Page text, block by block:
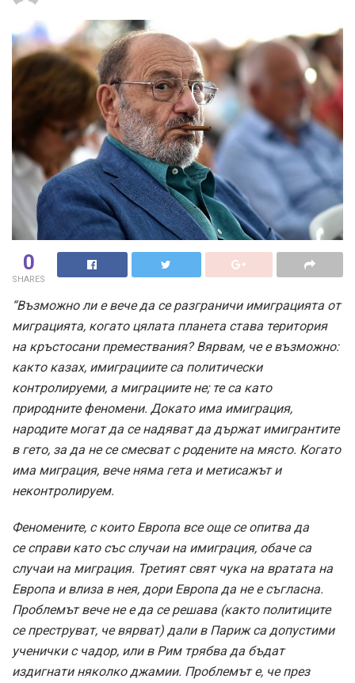
0
SHARES
“Възможно ли е вече да се разграничи имиграцията от
миграцията, когато цялата планета става територия
на кръстосани премествания? Вярвам, че е възможно:
както казах, имиграциите са политически
контролируеми, а миграциите не; те са като
природните феномени. Докато има имиграция,
народите могат да се надяват да държат имигрантите
в гето, за да не се смесват с родените на място. Когато
има миграция, вече няма гета и метисажът и
неконтролируем.
Феномените, с които Европа все още се опитва да
се справи като със случаи на имиграция, обаче са
случаи на миграция. Третият свят чука на вратата на
Европа и влиза в нея, дори Европа да не е съгласна.
Проблемът вече не е да се решава (както политиците
се преструват, че вярват) дали в Париж са допустими
ученички с чадор, или в Рим трябва да бъдат
издигнати няколко джамии. Проблемът е, че през